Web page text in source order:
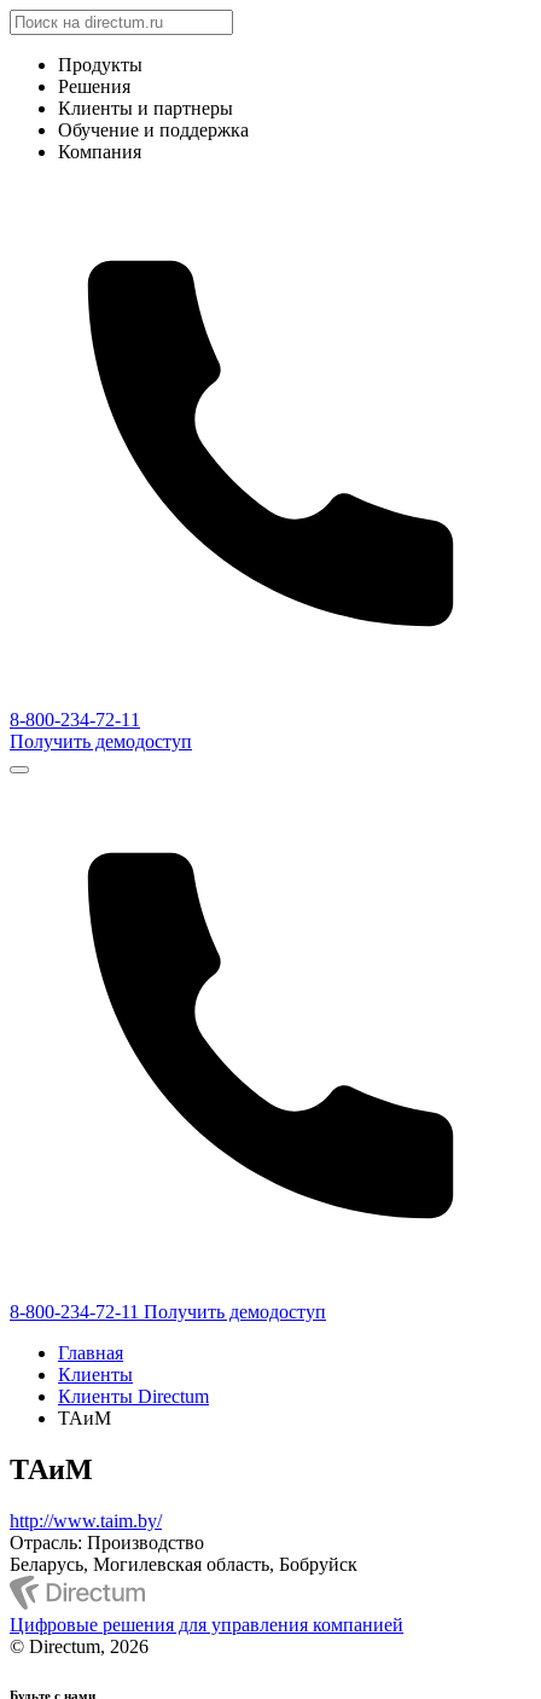
Продукты
Решения
Клиенты и партнеры
Обучение и поддержка
Компания
8-800-234-72-11
Получить демодоступ
8-800-234-72-11 Получить демодоступ
Главная
Клиенты
Клиенты Directum
ТАиМ
ТАиМ
http://www.taim.by/
Отрасль: Производство
Беларусь, Могилевская область, Бобруйск
Цифровые решения для управления компанией
© Directum, 2026
Будьте с нами